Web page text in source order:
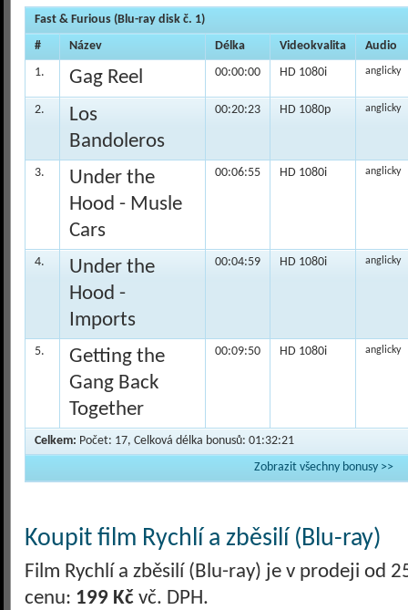
Fast & Furious (Blu-ray disk č. 1)
#
Název Délka Videokvalita
Audio
1.
Gag Reel 00:00:00 HD 1080i anglicky
2.
Los
Bandoleros
00:20:23 HD 1080p anglicky
3.
Under the
Hood - Musle
Cars
00:06:55 HD 1080i anglicky
4.
Under the
Hood -
Imports
00:04:59 HD 1080i anglicky
5.
Getting the
Gang Back
Together
00:09:50 HD 1080i anglicky
Celkem: Počet: 17, Celková délka bonusů: 01:32:21
Zobrazit všechny bonusy >>
Koupit film Rychlí a zběsilí (Blu-ray)
Film Rychlí a zběsilí (Blu-ray) je v prodeji od
cenu: 199 Kč vč. DPH.